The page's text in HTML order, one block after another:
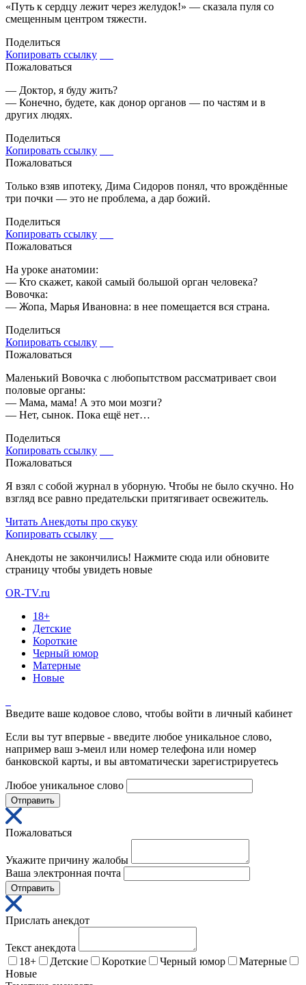
«Путь к сердцу лежит через желудок!» — сказала пуля со
смещенным центром тяжести.
Поделиться
Копировать ссылку
Пожаловаться
— Доктор, я буду жить?
— Конечно, будете, как донор органов — по частям и в
других людях.
Поделиться
Копировать ссылку
Пожаловаться
Только взяв ипотеку, Дима Сидоров понял, что врождённые
три почки — это не проблема, а дар божий.
Поделиться
Копировать ссылку
Пожаловаться
На уроке анатомии:
— Кто скажет, какой самый большой орган человека?
Вовочка:
— Жопа, Марья Ивановна: в нее помещается вся страна.
Поделиться
Копировать ссылку
Пожаловаться
Маленький Вовочка с любопытством рассматривает свои
половые органы:
— Мама, мама! А это мои мозги?
— Нет, сынок. Пока ещё нет…
Поделиться
Копировать ссылку
Пожаловаться
Я взял с собой журнал в уборную. Чтобы не было скучно. Но
взгляд все равно предательски притягивает освежитель.
Читать Анекдоты про скуку
Копировать ссылку
Анекдоты не закончились! Нажмите сюда или обновите
страницу чтобы увидеть новые
OR-TV.ru
18+
Детские
Короткие
Черный юмор
Матерные
Новые
Введите ваше кодовое слово, чтобы войти в личный кабинет
Если вы тут впервые - введите любое уникальное слово,
например ваш э-меил или номер телефона или номер
банковской карты, и вы автоматически зарегистрируетесь
Любое уникальное слово
Отправить
Пожаловаться
Укажите причину жалобы
Ваша электронная почта
Отправить
Прислать анекдот
Текст анекдота
18+
Детские Короткие Черный юмор
Матерные
Новые